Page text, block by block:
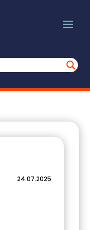
24.07.2025